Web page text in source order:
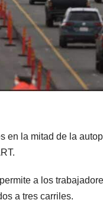
en la mitad de la
a los
a tres carriles.